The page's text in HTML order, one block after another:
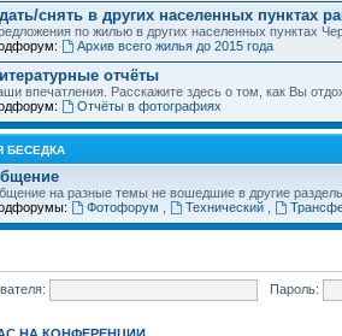
снять в других населенных пунктах
по жилью в других населенных пунктах
Архив всего жилья до 2015 года
отчёты
впечатления. Расскажите здесь о том, как Вы
Отчёты в фотографиях
БЕСЕДКА
на разные темы не вошедшие в другие
Фотофорум Технический
Пароль: